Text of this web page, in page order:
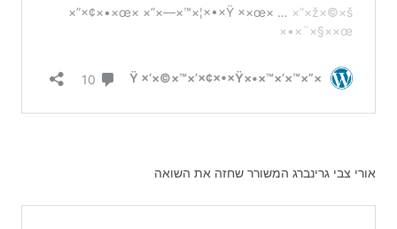
אורי צבי גרינברג המשורר שחזה את השואה